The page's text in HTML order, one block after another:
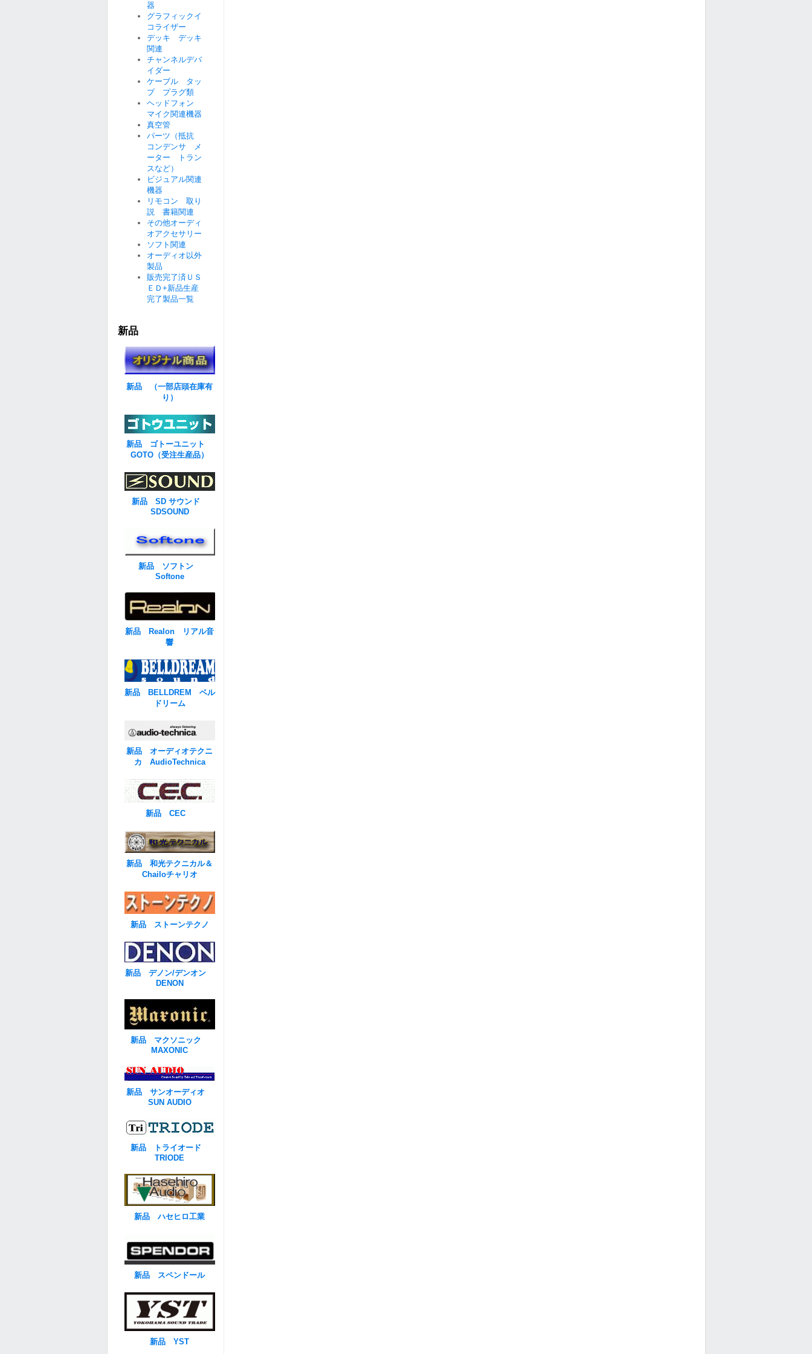
器
グラフィックイ
コライザー
デッキ デッキ
関連
チャンネルデバ
イダー
ケーブル タッ
プ プラグ類
ヘッドフォン
マイク関連機器
真空管
パーツ（抵抗
コンデンサ メ
ーター トラン
スなど）
ビジュアル関連
機器
リモコン 取り
説 書籍関連
その他オーディ
オアクセサリー
ソフト関連
オーディオ以外
製品
販売完了済ＵＳ
ＥＤ+新品生産
完了製品一覧
新品
新品 （一部店頭在庫有
り）
新品 ゴトーユニット
GOTO（受注生産品）
新品 SD サウンド
SDSOUND
新品 ソフトン
Softone
新品 Realon リアル音
響
新品 BELLDREM ベル
ドリーム
新品 オーディオテクニ
カ AudioTechnica
新品 CEC
新品 和光テクニカル＆
Chailoチャリオ
新品 ストーンテクノ
新品 デノン/デンオン
DENON
新品 マクソニック
MAXONIC
新品 サンオーディオ
SUN AUDIO
新品 トライオード
TRIODE
新品 ハセヒロ工業
新品 スペンドール
新品 YST